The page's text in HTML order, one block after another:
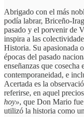
Abrigado con el más
podía labrar, Briceño-
pasado y el porvenir de
inspira a las
Historia. Su apasionada
épocas del pasado
enseñanzas que cosecha
contemporaneidad, e
Acertada es la
referirse, en aquel
hoy», que Don Mario
utilizó la historia como